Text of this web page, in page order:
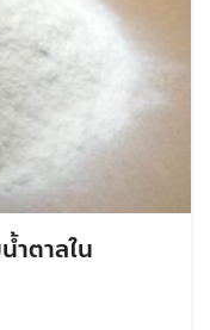
ำตาลใน